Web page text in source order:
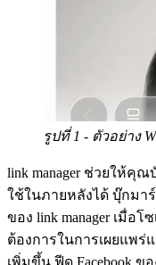
รูปที่ 1 - ตัวอย่าง
link manager ช่วยให้คุ
ใช้ในภายหลังได้ บุ๊กมา
ของ link manager เมื่อ
ต้องการในการเผยแพ